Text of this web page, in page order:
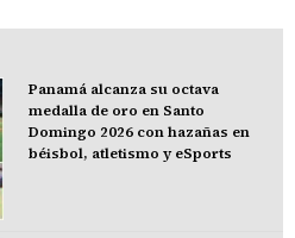
Panamá alcanza su octava
medalla de oro en Santo
Domingo 2026 con hazañas en
béisbol, atletismo y eSports